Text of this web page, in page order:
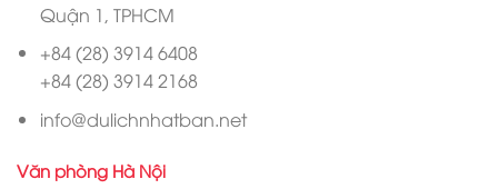
Quận 1, TPHCM
+84 (28) 3914 6408
+84 (28) 3914 2168
info@dulichnhatban.net
Văn phòng Hà Nội